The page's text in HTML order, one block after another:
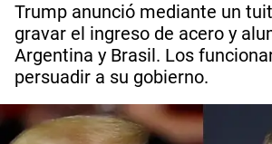
Trump anunció mediante un
gravar el ingreso de acero y
Argentina y Brasil. Los
persuadir a su gobierno.